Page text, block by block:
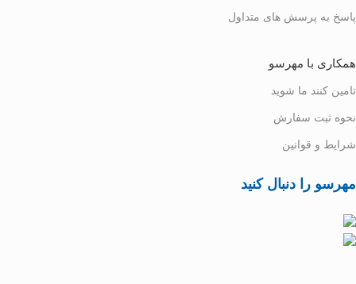
پاسخ به پرسش های متداول
همکاری با مهرسو
تامین کنند ما شوید
نحوه ثبت سفارش
شرایط و قوانین
مهرسو را دنبال کنید